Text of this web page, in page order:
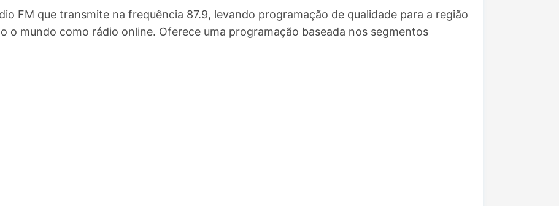
FM que transmite na frequência 87.9, levando programação de qualidade para a região
o mundo como rádio online. Oferece uma programação baseada nos segmentos